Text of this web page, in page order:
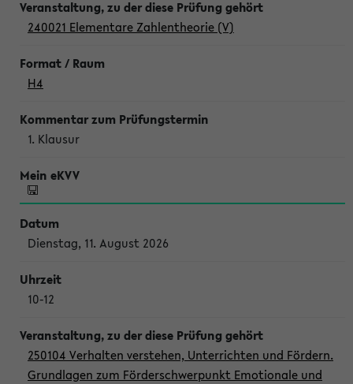
240021 Elementare Zahlentheorie (V)
H4
1. Klausur
Dienstag, 11. August 2026
10-12
250104 Verhalten verstehen, Unterrichten und Fördern.
Grundlagen zum Förderschwerpunkt Emotionale und